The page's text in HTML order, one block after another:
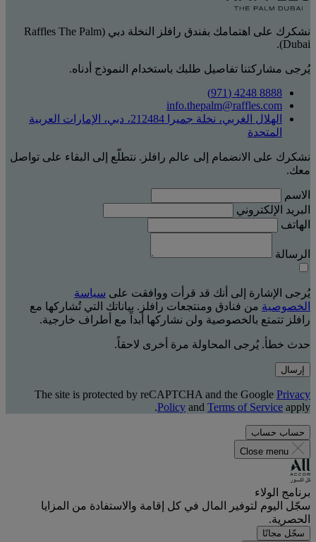
نشكرك على اهتمامك بفندق رافلز النخلة دبي (Raffles The Palm
Dubai).
يُرجى مشاركتنا تفاصيل طلبك باستخدام النموذج أدناه.
8888 4248 (971)
info.thepalm@raffles.com
الهلال الغربي، نخلة جميرا 212484، دبي، الإمارات العربية
المتحدة
نشكرك على الانضمام إلى عالم رافلز. نتطلّع إلى البقاء على تواصل
معك.
الاسم
البريد الإلكتروني
الهاتف
الرسالة
يُرجى الإشارة إلى أنك قد قرأت ووافقت على سياسة
الخصوصية من فنادق ومنتجعات رافلز. بياناتك التي تُشاركها مع
رافلز تتمتع بالخصوصية ولن نشاركها أبداً مع أطراف خارجية.
حدث خطأ. يُرجى المحاولة مرة أخرى لاحقاً.
إرسال
The site is protected by reCAPTCHA and the Google Privacy
Policy and Terms of Service apply.
حساب حساب
Close menu
برنامج الولاء
سجّل اليوم لتوفير المال في كل إقامة والاستفادة من المزايا
الحصرية.
سجّل مجانًا